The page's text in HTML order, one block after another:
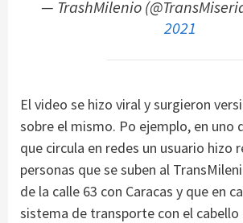
— TrashMilenio
2021
El video se hizo viral y surgieron
sobre el mismo. Po ejemplo, en uno
que circula en redes un usuario hizo
personas que se suben al
de la calle 63 con Caracas y que en
sistema de transporte con el